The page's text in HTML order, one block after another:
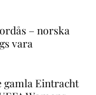
– norska
vara
gamla Eintracht